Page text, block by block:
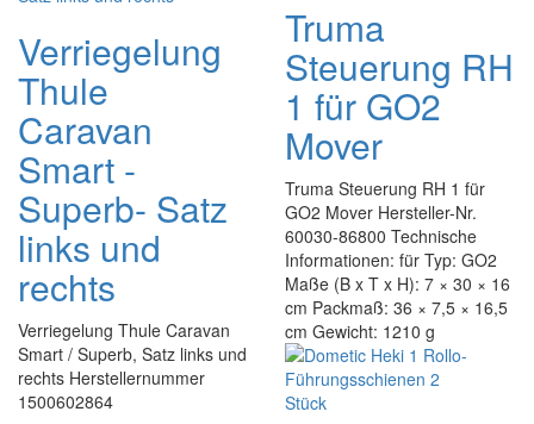
Verriegelung
Thule
Caravan
Smart -
Superb- Satz
links und
rechts
Verriegelung Thule Caravan
Smart / Superb, Satz links und
rechts Herstellernummer
1500602864
Truma
Steuerung RH
1 für GO2
Mover
Truma Steuerung RH 1 für
GO2 Mover Hersteller-Nr.
60030-86800 Technische
Informationen: für Typ: GO2
Maße (B x T x H): 7 × 30 × 16
cm Packmaß: 36 × 7,5 × 16,5
cm Gewicht: 1210 g